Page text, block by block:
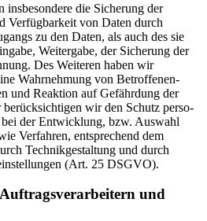
insbe­sondere die Sicherung der
Verfüg­barkeit von Daten durch
zu den Daten, als auch des sie
Weitergabe, der Sicherung der
Des Weiteren haben wir
Wahrnehmung von Betrof­fe­nen­
und Reaktion auf Gefährdung der
berück­sich­tigen wir den Schutz perso­
bei der Entwicklung, bzw. Auswahl
Verfahren, entspre­chend dem
Technik­ge­staltung und durch
(Art. 25 DSGVO).
und